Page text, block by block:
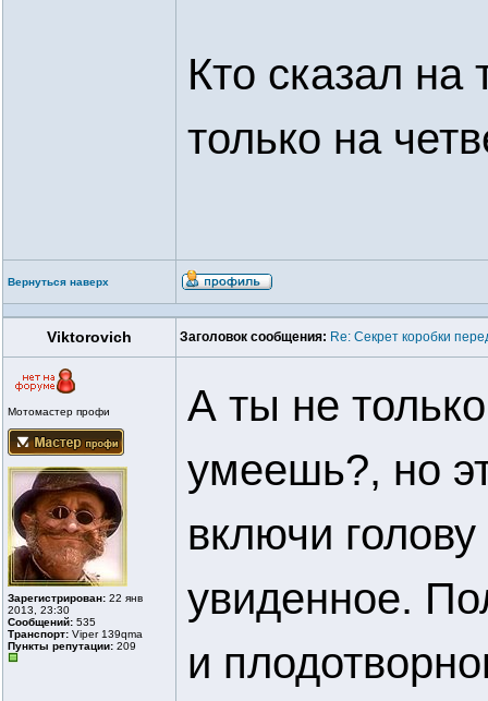
Кто сказал на
только на
Вернуться наверх
Viktorovich Заголовок сообщения: Re: Секрет коробки
Мотомастер профи
Зарегистрирован: 22 янв
2013, 23:30
Сообщений: 535
Транспорт: Viper 139qmа
Пункты репутации: 209
А ты не
умеешь?, но
включи
увиденное.
и